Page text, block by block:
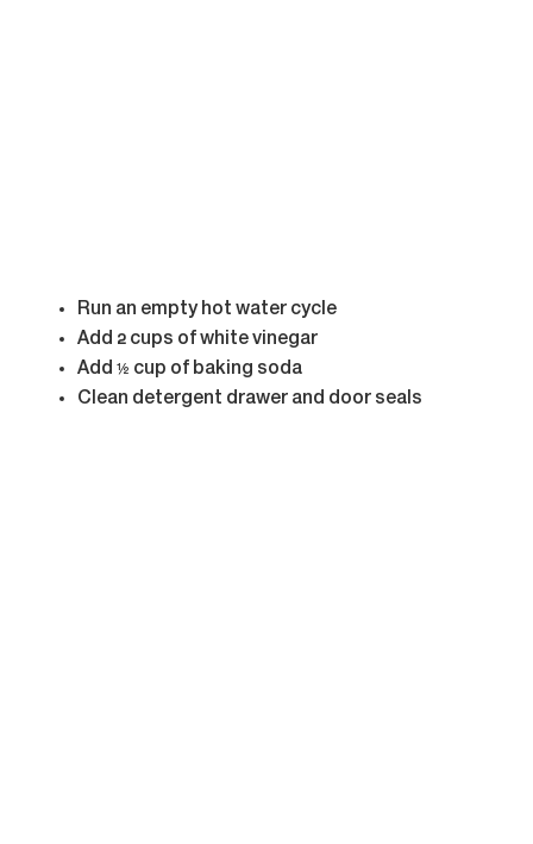
Run an empty hot water cycle
Add 2 cups of white vinegar
Add ½ cup of baking soda
Clean detergent drawer and door seals